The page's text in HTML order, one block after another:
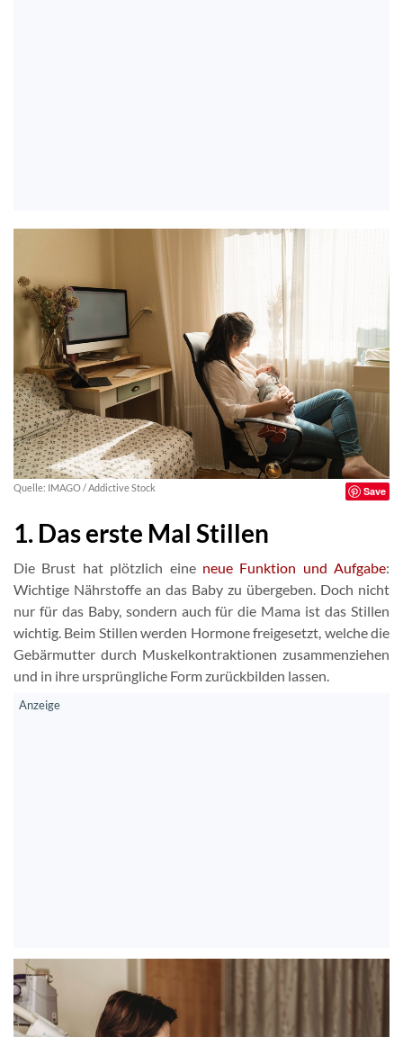
Quelle: IMAGO / Addictive Stock Save
1. Das erste Mal Stillen
Die Brust hat plötzlich eine neue Funktion und Aufgabe:
Wichtige Nährstoffe an das Baby zu übergeben. Doch nicht
nur für das Baby, sondern auch für die Mama ist das Stillen
wichtig. Beim Stillen werden Hormone freigesetzt, welche die
Gebärmutter durch Muskelkontraktionen zusammenziehen
und in ihre ursprüngliche Form zurückbilden lassen.